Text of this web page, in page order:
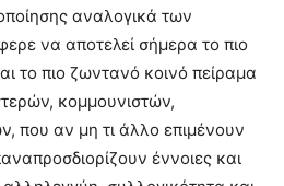
αναλογικά των
να αποτελεί σήμερα το πιο
το πιο ζωντανό κοινό πείραμα
κομμουνιστών,
που αν μη τι άλλο επιμένουν
έννοιες και